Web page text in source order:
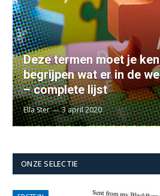
Deze termen moet je
begrijpen wat er in de
– complete lijst
Ella Ster 3 april 2020
ONZE SELECTIE